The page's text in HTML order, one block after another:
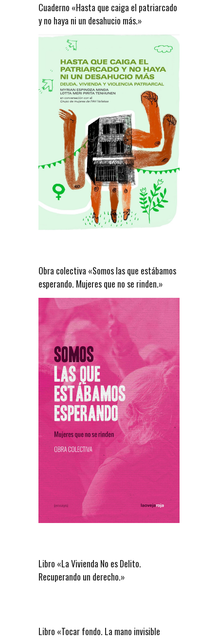
Cuaderno «Hasta que caiga el patriarcado
y no haya ni un desahucio más.»
Obra colectiva «Somos las que estábamos
esperando. Mujeres que no se rinden.»
Libro «La Vivienda No es Delito.
Recuperando un derecho.»
Libro «Tocar fondo. La mano invisible